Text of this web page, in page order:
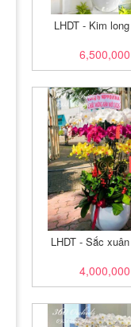
LHDT - Kim
6,500,000
LHDT - Sắc
4,000,000